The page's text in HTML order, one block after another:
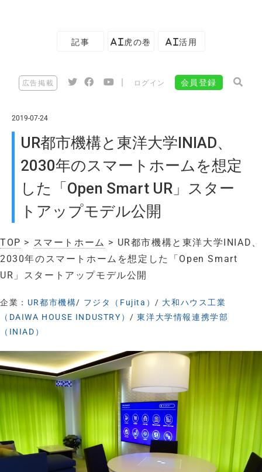
記事 AI虎の巻 AI活用
広告掲載 ログイン 会員登録
2019-07-24
UR都市機構と東洋大学INIAD、
2030年のスマートホームを想定
した「Open Smart UR」スター
トアップモデル公開
TOP > スマートホーム > UR都市機構と東洋大学INIAD、
2030年のスマートホームを想定した「Open Smart
UR」スタートアップモデル公開
企業： UR都市機構/ フジタ（Fujita）/ 大和ハウス工業
（DAIWA HOUSE INDUSTRY）/東洋大学情報連携学部
（INIAD）